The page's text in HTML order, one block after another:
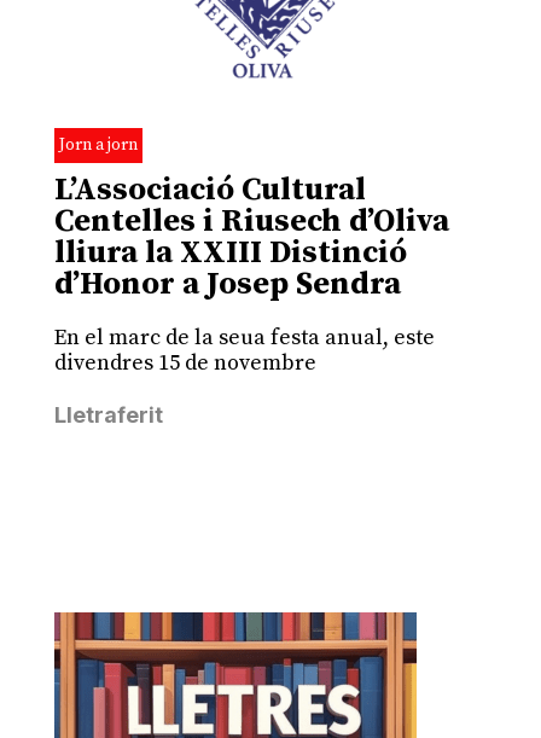
Jorn a jorn
L’Associació Cultural
Centelles i Riusech d’Oliva
lliura la XXIII Distinció
d’Honor a Josep Sendra
En el marc de la seua festa anual, este
divendres 15 de novembre
Lletraferit